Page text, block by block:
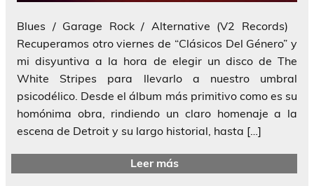
Blues / Garage Rock / Alternative (V2 Records)
Recuperamos otro viernes de “Clásicos Del Género” y
mi disyuntiva a la hora de elegir un disco de The
White Stripes para llevarlo a nuestro umbral
psicodélico. Desde el álbum más primitivo como es su
homónima obra, rindiendo un claro homenaje a la
escena de Detroit y su largo historial, hasta […]
Leer más